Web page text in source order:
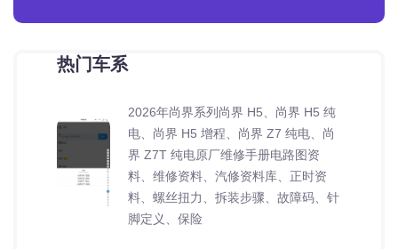
热门车系
2026年尚界系列尚界 H5、尚界 H5 纯
电、尚界 H5 增程、尚界 Z7 纯电、尚
界 Z7T 纯电原厂维修手册电路图资
料、维修资料、汽修资料库、正时资
料、螺丝扭力、拆装步骤、故障码、针
脚定义、保险